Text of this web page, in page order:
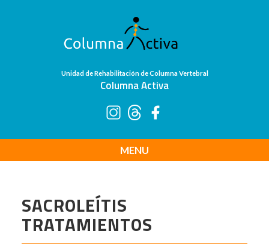
Unidad de Rehabilitación de Columna Vertebral
Columna Activa
MENU
SACROLEÍTIS
TRATAMIENTOS